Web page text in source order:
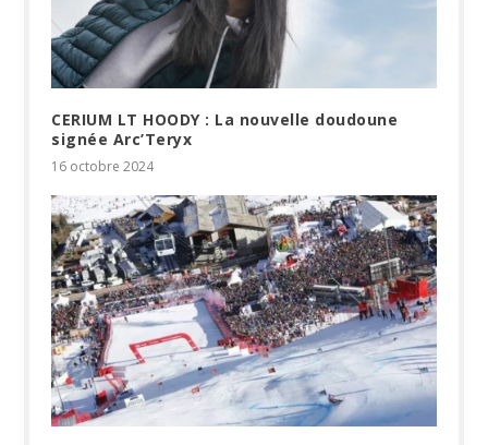
CERIUM LT HOODY : La nouvelle doudoune
signée Arc’Teryx
16 octobre 2024